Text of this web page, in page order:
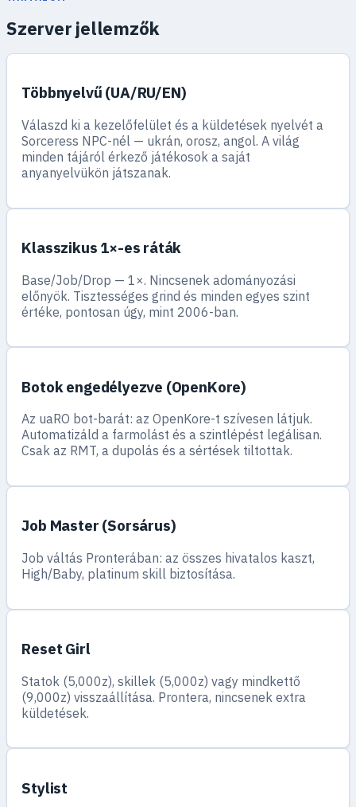
Szerver jellemzők
Többnyelvű (UA/RU/EN)
Válaszd ki a kezelőfelület és a küldetések nyelvét a
Sorceress NPC-nél — ukrán, orosz, angol. A világ
minden tájáról érkező játékosok a saját
anyanyelvükön játszanak.
Klasszikus 1×-es ráták
Base/Job/Drop — 1×. Nincsenek adományozási
előnyök. Tisztességes grind és minden egyes szint
értéke, pontosan úgy, mint 2006-ban.
Botok engedélyezve (OpenKore)
Az uaRO bot-barát: az OpenKore-t szívesen látjuk.
Automatizáld a farmolást és a szintlépést legálisan.
Csak az RMT, a dupolás és a sértések tiltottak.
Job Master (Sorsárus)
Job váltás Pronterában: az összes hivatalos kaszt,
High/Baby, platinum skill biztosítása.
Reset Girl
Statok (5,000z), skillek (5,000z) vagy mindkettő
(9,000z) visszaállítása. Prontera, nincsenek extra
küldetések.
Stylist